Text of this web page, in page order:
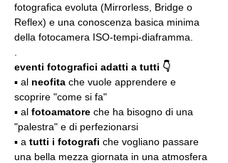
fotografica evoluta (Mirrorless, Bridge o
Reflex) e una conoscenza basica minima
della fotocamera ISO-tempi-diaframma.
eventi fotografici adatti a tutti 👇
▪️ al neofita che vuole apprendere e
scoprire "come si fa"
▪️ al fotoamatore che ha bisogno di una
"palestra" e di perfezionarsi
▪️ a tutti i fotografi che vogliano passare
una bella mezza giornata in una atmosfera